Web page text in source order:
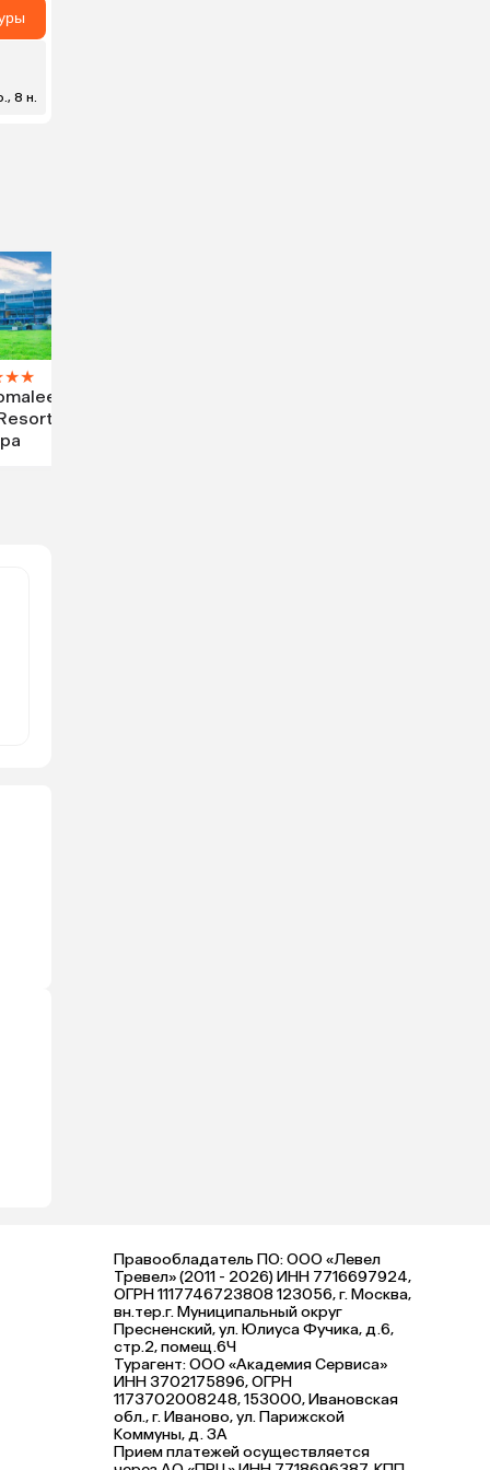
8 н.
★★
&
Правообладатель ПО: ООО «Левел
Тревел» (2011 - 2026) ИНН 7716697924,
ОГРН 1117746723808 123056, г. Москва,
вн.тер.г. Муниципальный округ
Пресненский, ул. Юлиуса Фучика, д.6,
стр.2, помещ.6Ч
Турагент: ООО «Академия Сервиса»
ИНН 3702175896, ОГРН
1173702008248, 153000, Ивановская
обл., г. Иваново, ул. Парижской
Коммуны, д. ЗА
Прием платежей осуществляется